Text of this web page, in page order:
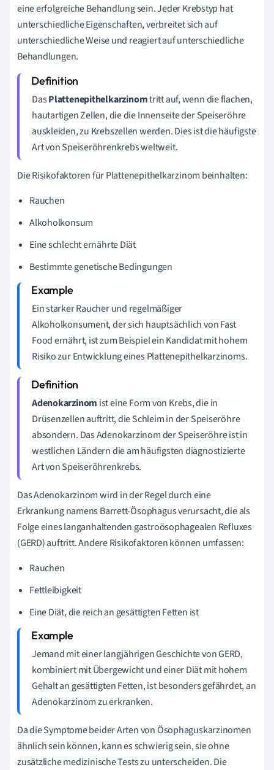
eine erfolgreiche Behandlung sein. Jeder Krebstyp hat
unterschiedliche Eigenschaften, verbreitet sich auf
unterschiedliche Weise und reagiert auf unterschiedliche
Behandlungen.
DasPlattenepithelkarzinomtritt auf, wenn die flachen,
hautartigen Zellen, die die Innenseite der Speiseröhre
auskleiden, zu Krebszellen werden. Dies ist die häufigste
Art von Speiseröhrenkrebs weltweit.
Die Risikofaktoren für Plattenepithelkarzinom beinhalten:
Rauchen
Alkoholkonsum
Eine schlecht ernährte Diät
Bestimmte genetische Bedingungen
Ein starker Raucher und regelmäßiger
Alkoholkonsument, der sich hauptsächlich von Fast
Food ernährt, ist zum Beispiel ein Kandidat mit hohem
Risiko zur Entwicklung eines Plattenepithelkarzinoms.
Adenokarzinom ist eine Form von Krebs, die in
Drüsenzellen auftritt, die Schleim in der Speiseröhre
absondern. Das Adenokarzinom der Speiseröhre ist in
westlichen Ländern die am häufigsten diagnostizierte
Art von Speiseröhrenkrebs.
Das Adenokarzinom wird in der Regel durch eine
Erkrankung namens Barrett-Ösophagus verursacht, die als
Folge eines langanhaltenden gastroösophagealen Refluxes
(GERD) auftritt. Andere Risikofaktoren können umfassen:
Rauchen
Fettleibigkeit
Eine Diät, die reich an gesättigten Fetten ist
Jemand mit einer langjährigen Geschichte von GERD,
kombiniert mit Übergewicht und einer Diät mit hohem
Gehalt an gesättigten Fetten, ist besonders gefährdet, an
Adenokarzinom zu erkranken.
Da die Symptome beider Arten von Ösophaguskarzinomen
ähnlich sein können, kann es schwierig sein, sie ohne
zusätzliche medizinische Tests zu unterscheiden. Die